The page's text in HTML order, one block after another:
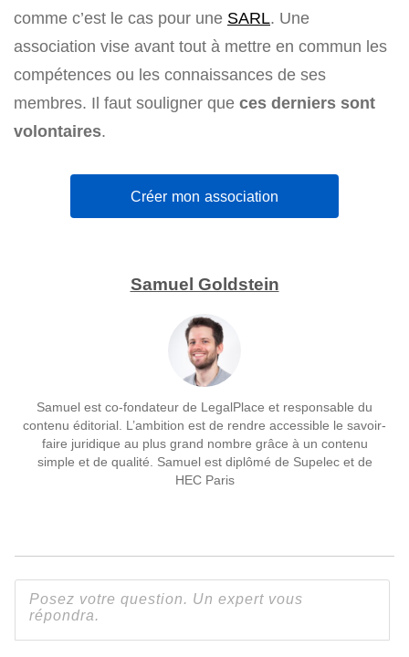
comme c’est le cas pour une SARL. Une
association vise avant tout à mettre en commun les
compétences ou les connaissances de ses
membres. Il faut souligner que ces derniers sont
volontaires.
Créer mon association
Samuel Goldstein
Samuel est co-fondateur de LegalPlace et responsable du
contenu éditorial. L’ambition est de rendre accessible le savoir-
faire juridique au plus grand nombre grâce à un contenu
simple et de qualité. Samuel est diplômé de Supelec et de
HEC Paris